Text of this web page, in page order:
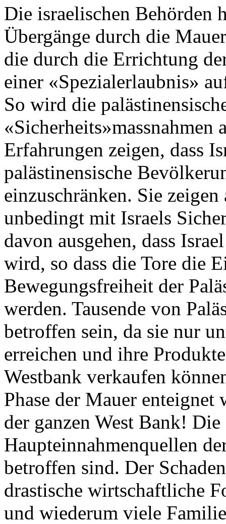
Die israelischen Behörden
Übergänge durch die
die durch die Errichtung
einer «Spezialerlaubnis»
So wird die
«Sicherheits»massnahmen
Erfahrungen zeigen, dass
palästinensische
einzuschränken. Sie
unbedingt mit Israels
davon ausgehen, dass
wird, so dass die Tore die
Bewegungsfreiheit der
werden. Tausende von
betroffen sein, da sie nur
erreichen und ihre
Westbank verkaufen
Phase der Mauer
der ganzen West Bank!
Haupteinnahmenquellen
betroffen sind. Der
drastische wirtschaftliche
und wiederum viele